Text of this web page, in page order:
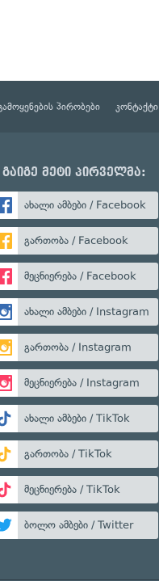
პირობები კონტაქტი
გაიგე მეტი პირველმა:
ახალი ამბები / Facebook
გართობა / Facebook
მეცნიერება / Facebook
ახალი ამბები / Instagram
გართობა / Instagram
მეცნიერება / Instagram
ახალი ამბები / TikTok
გართობა / TikTok
მეცნიერება / TikTok
ბოლო ამბები / Twitter